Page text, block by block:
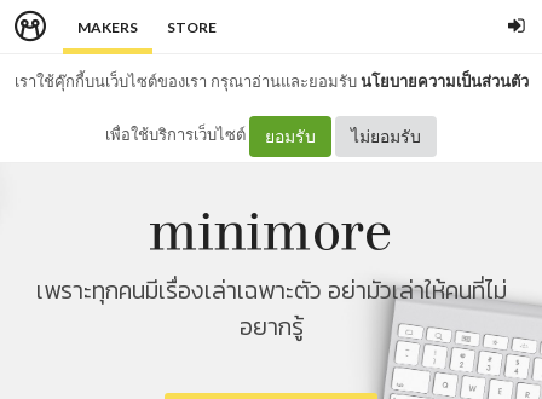
MAKERS STORE
เราใช้คุ๊กกี้บนเว็บไซต์ของเรา กรุณาอ่านและยอมรับนโยบายความเป็นส่วนตัว
เพื่อใช้บริการเว็บไซต์ ยอมรับ ไม่ยอมรับ
เพราะทุกคนมีเรื่องเล่าเฉพาะตัว อย่ามัวเล่าให้คนที่ไม่
อยากรู้